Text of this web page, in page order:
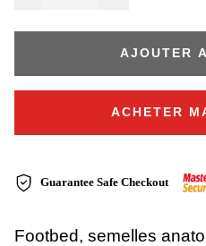
AJOUTER
ACHETER
Guarantee Safe Checkout
Footbed, semelles